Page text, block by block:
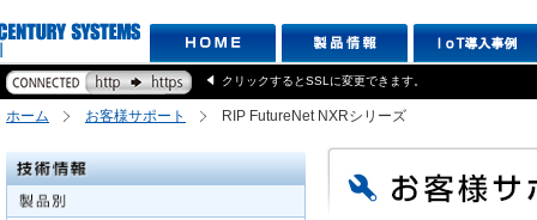
クリックするとSSLに変更できます。
ホーム お客様サポート RIP FutureNet NXRシリーズ